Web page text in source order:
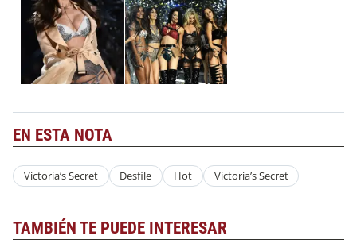
EN ESTA NOTA
Victoria’s Secret Desfile Hot Victoria’s Secret
TAMBIÉN TE PUEDE INTERESAR